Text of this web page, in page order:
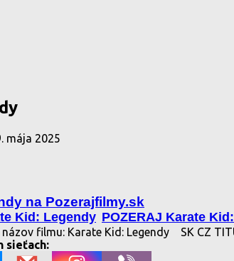
mája 2025
na Pozerajfilmy.sk
Kid: Legendy POZERAJ Karate
filmu: Karate Kid: Legendy
SK CZ
sieťach: